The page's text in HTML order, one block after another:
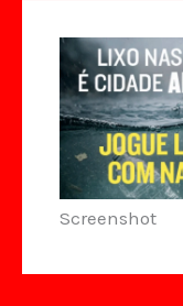
Screenshot